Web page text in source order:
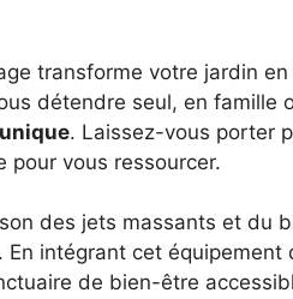
transforme votre jardin
détendre seul, en famille
. Laissez-vous porter
pour vous ressourcer.
des jets massants et du
En intégrant cet
de bien-être